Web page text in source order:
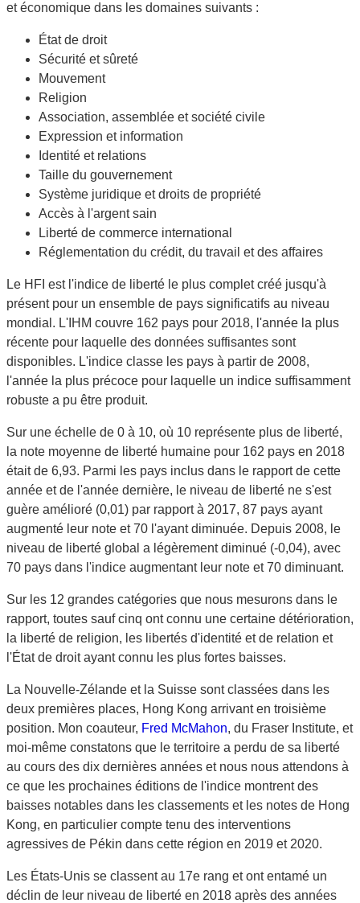
et économique dans les domaines suivants :
État de droit
Sécurité et sûreté
Mouvement
Religion
Association, assemblée et société civile
Expression et information
Identité et relations
Taille du gouvernement
Système juridique et droits de propriété
Accès à l'argent sain
Liberté de commerce international
Réglementation du crédit, du travail et des affaires
Le HFI est l'indice de liberté le plus complet créé jusqu'à
présent pour un ensemble de pays significatifs au niveau
mondial. L'IHM couvre 162 pays pour 2018, l'année la plus
récente pour laquelle des données suffisantes sont
disponibles. L'indice classe les pays à partir de 2008,
l'année la plus précoce pour laquelle un indice suffisamment
robuste a pu être produit.
Sur une échelle de 0 à 10, où 10 représente plus de liberté,
la note moyenne de liberté humaine pour 162 pays en 2018
était de 6,93. Parmi les pays inclus dans le rapport de cette
année et de l'année dernière, le niveau de liberté ne s'est
guère amélioré (0,01) par rapport à 2017, 87 pays ayant
augmenté leur note et 70 l'ayant diminuée. Depuis 2008, le
niveau de liberté global a légèrement diminué (-0,04), avec
70 pays dans l'indice augmentant leur note et 70 diminuant.
Sur les 12 grandes catégories que nous mesurons dans le
rapport, toutes sauf cinq ont connu une certaine détérioration,
la liberté de religion, les libertés d'identité et de relation et
l'État de droit ayant connu les plus fortes baisses.
La Nouvelle-Zélande et la Suisse sont classées dans les
deux premières places, Hong Kong arrivant en troisième
position. Mon coauteur, Fred McMahon, du Fraser Institute, et
moi-même constatons que le territoire a perdu de sa liberté
au cours des dix dernières années et nous nous attendons à
ce que les prochaines éditions de l'indice montrent des
baisses notables dans les classements et les notes de Hong
Kong, en particulier compte tenu des interventions
agressives de Pékin dans cette région en 2019 et 2020.
Les États-Unis se classent au 17e rang et ont entamé un
déclin de leur niveau de liberté en 2018 après des années